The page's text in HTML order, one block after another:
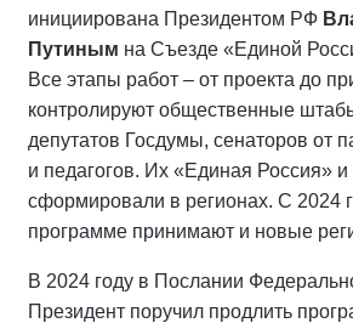
инициирована Президентом РФ
Путиным на Съезде «Единой
Все этапы работ – от проекта до
контролируют общественные
депутатов Госдумы, сенаторов от
и педагогов. Их «Единая Россия»
сформировали в регионах. С 2024
программе принимают и новые
В 2024 году в Послании
Президент поручил продлить